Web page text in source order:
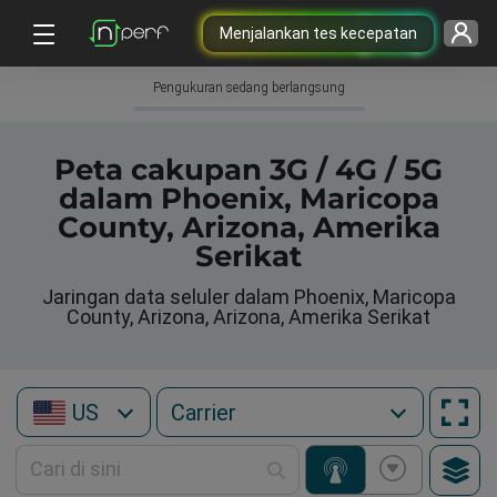
Menjalankan tes kecepatan
Pengukuran sedang berlangsung
Peta cakupan 3G / 4G / 5G
dalam Phoenix, Maricopa
County, Arizona, Amerika
Serikat
Jaringan data seluler dalam Phoenix, Maricopa
County, Arizona, Arizona, Amerika Serikat
US